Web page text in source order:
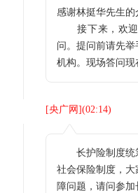
感谢林挺华先生的
接下来，欢迎
问。提问前请先
机构。现场答问现
[央广网 ](02:14)
长护险制度统
社会保险制度，
障问题，请问参